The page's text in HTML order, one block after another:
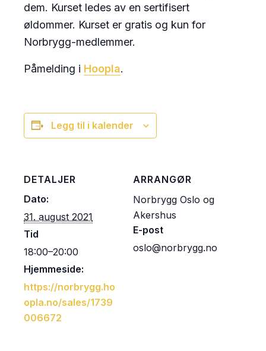
dem. Kurset ledes av en sertifisert
øldommer. Kurset er gratis og kun for
Norbrygg-medlemmer.
Påmelding i Hoopla.
Legg til i kalender
DETALJER
Dato:
31. august 2021
Tid
18:00–20:00
Hjemmeside:
https://norbrygg.ho
opla.no/sales/1739
006672
ARRANGØR
Norbrygg Oslo og
Akershus
E-post
oslo@norbrygg.no